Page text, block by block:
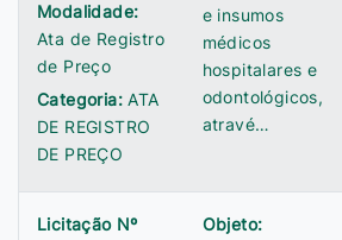
Modalidade:
Ata de Registro
de Preço
Categoria:ATA
DE REGISTRO
DE PREÇO
e insumos
médicos
hospitalares e
odontológicos,
atravé…
Licitação Nº
Objeto: